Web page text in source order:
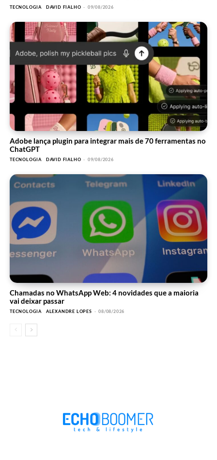
TECNOLOGIA DAVID FIALHO - 09/08/2026
Adobe lança plugin para integrar mais de 70 ferramentas no
ChatGPT
TECNOLOGIA DAVID FIALHO - 09/08/2026
Chamadas no WhatsApp Web: 4 novidades que a maioria
vai deixar passar
TECNOLOGIA ALEXANDRE LOPES - 08/08/2026